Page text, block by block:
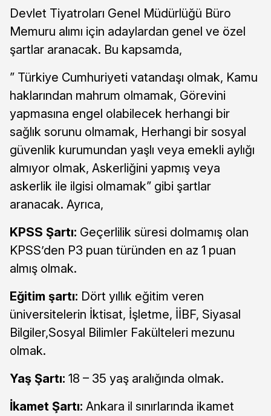
Devlet Tiyatroları Genel Müdürlüğü Büro
Memuru alımı için adaylardan genel ve özel
şartlar aranacak. Bu kapsamda,
” Türkiye Cumhuriyeti vatandaşı olmak, Kamu
haklarından mahrum olmamak, Görevini
yapmasına engel olabilecek herhangi bir
sağlık sorunu olmamak, Herhangi bir sosyal
güvenlik kurumundan yaşlı veya emekli aylığı
almıyor olmak, Askerliğini yapmış veya
askerlik ile ilgisi olmamak” gibi şartlar
aranacak. Ayrıca,
KPSS Şartı: Geçerlilik süresi dolmamış olan
KPSS’den P3 puan türünden en az 1 puan
almış olmak.
Eğitim şartı: Dört yıllık eğitim veren
üniversitelerin İktisat, İşletme, İİBF, Siyasal
Bilgiler,Sosyal Bilimler Fakülteleri mezunu
olmak.
Yaş Şartı: 18 – 35 yaş aralığında olmak.
İkamet Şartı: Ankara il sınırlarında ikamet